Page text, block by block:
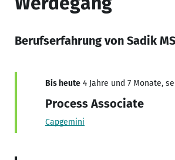
Berufserfahrung von Sadik MS
Bis heute 4 Jahre und 7 Monate,
Process Associate
Capgemini